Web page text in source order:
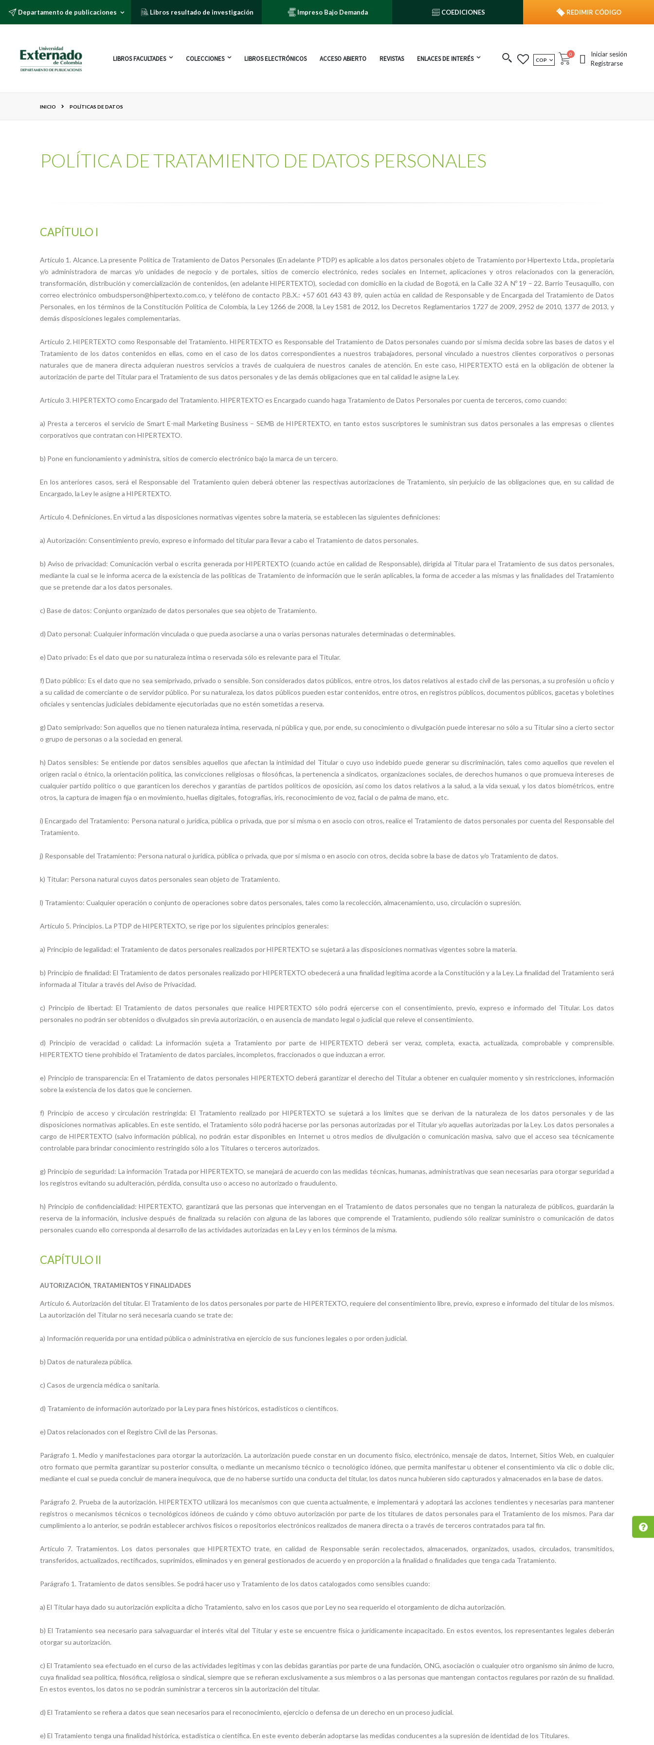
Departamento de publicaciones Libros resultado de investigación Impreso Bajo Demanda COEDICIONES REDIMIR CÓDIGO
LIBROS FACULTADES COLECCIONES LIBROS ELECTRÓNICOS ACCESO ABIERTO REVISTAS ENLACES DE INTERÉS MONEDA
COP Cart
0 publicacionesIniciar sesión
Registrarse
INICIO POLÍTICAS DE DATOS
POLÍTICA DE TRATAMIENTO DE DATOS PERSONALES
CAPÍTULO I
Artículo 1. Alcance. La presente Política de Tratamiento de Datos Personales (En adelante PTDP) es aplicable a los datos personales objeto de Tratamiento por Hipertexto Ltda., propietaria
y/o administradora de marcas y/o unidades de negocio y de portales, sitios de comercio electrónico, redes sociales en Internet, aplicaciones y otros relacionados con la generación,
transformación, distribución y comercialización de contenidos, (en adelante HIPERTEXTO), sociedad con domicilio en la ciudad de Bogotá, en la Calle 32 A Nº 19 – 22. Barrio Teusaquillo, con
correo electrónico ombudsperson@hipertexto.com.co, y teléfono de contacto P.B.X.: +57 601 643 43 89, quien actúa en calidad de Responsable y de Encargada del Tratamiento de Datos
Personales, en los términos de la Constitución Política de Colombia, la Ley 1266 de 2008, la Ley 1581 de 2012, los Decretos Reglamentarios 1727 de 2009, 2952 de 2010, 1377 de 2013, y
demás disposiciones legales complementarias.
Artículo 2. HIPERTEXTO como Responsable del Tratamiento. HIPERTEXTO es Responsable del Tratamiento de Datos personales cuando por sí misma decida sobre las bases de datos y el
Tratamiento de los datos contenidos en ellas, como en el caso de los datos correspondientes a nuestros trabajadores, personal vinculado a nuestros clientes corporativos o personas
naturales que de manera directa adquieran nuestros servicios a través de cualquiera de nuestros canales de atención. En este caso, HIPERTEXTO está en la obligación de obtener la
autorización de parte del Titular para el Tratamiento de sus datos personales y de las demás obligaciones que en tal calidad le asigne la Ley.
Artículo 3. HIPERTEXTO como Encargado del Tratamiento. HIPERTEXTO es Encargado cuando haga Tratamiento de Datos Personales por cuenta de terceros, como cuando:
a) Presta a terceros el servicio de Smart E-mail Marketing Business – SEMB de HIPERTEXTO, en tanto estos suscriptores le suministran sus datos personales a las empresas o clientes
corporativos que contratan con HIPERTEXTO.
b) Pone en funcionamiento y administra, sitios de comercio electrónico bajo la marca de un tercero.
En los anteriores casos, será el Responsable del Tratamiento quien deberá obtener las respectivas autorizaciones de Tratamiento, sin perjuicio de las obligaciones que, en su calidad de
Encargado, la Ley le asigne a HIPERTEXTO.
Artículo 4. Definiciones. En virtud a las disposiciones normativas vigentes sobre la materia, se establecen las siguientes definiciones:
a) Autorización: Consentimiento previo, expreso e informado del titular para llevar a cabo el Tratamiento de datos personales.
b) Aviso de privacidad: Comunicación verbal o escrita generada por HIPERTEXTO (cuando actúe en calidad de Responsable), dirigida al Titular para el Tratamiento de sus datos personales,
mediante la cual se le informa acerca de la existencia de las políticas de Tratamiento de información que le serán aplicables, la forma de acceder a las mismas y las finalidades del Tratamiento
que se pretende dar a los datos personales.
c) Base de datos: Conjunto organizado de datos personales que sea objeto de Tratamiento.
d) Dato personal: Cualquier información vinculada o que pueda asociarse a una o varias personas naturales determinadas o determinables.
e) Dato privado: Es el dato que por su naturaleza íntima o reservada sólo es relevante para el Titular.
f) Dato público: Es el dato que no sea semiprivado, privado o sensible. Son considerados datos públicos, entre otros, los datos relativos al estado civil de las personas, a su profesión u oficio y
a su calidad de comerciante o de servidor público. Por su naturaleza, los datos públicos pueden estar contenidos, entre otros, en registros públicos, documentos públicos, gacetas y boletines
oficiales y sentencias judiciales debidamente ejecutoriadas que no estén sometidas a reserva.
g) Dato semiprivado: Son aquellos que no tienen naturaleza íntima, reservada, ni pública y que, por ende, su conocimiento o divulgación puede interesar no sólo a su Titular sino a cierto sector
o grupo de personas o a la sociedad en general.
h) Datos sensibles: Se entiende por datos sensibles aquellos que afectan la intimidad del Titular o cuyo uso indebido puede generar su discriminación, tales como aquellos que revelen el
origen racial o étnico, la orientación política, las convicciones religiosas o filosóficas, la pertenencia a sindicatos, organizaciones sociales, de derechos humanos o que promueva intereses de
cualquier partido político o que garanticen los derechos y garantías de partidos políticos de oposición, así como los datos relativos a la salud, a la vida sexual, y los datos biométricos, entre
otros, la captura de imagen fija o en movimiento, huellas digitales, fotografías, iris, reconocimiento de voz, facial o de palma de mano, etc.
i) Encargado del Tratamiento: Persona natural o jurídica, pública o privada, que por sí misma o en asocio con otros, realice el Tratamiento de datos personales por cuenta del Responsable del
Tratamiento.
j) Responsable del Tratamiento: Persona natural o jurídica, pública o privada, que por sí misma o en asocio con otros, decida sobre la base de datos y/o Tratamiento de datos.
k) Titular: Persona natural cuyos datos personales sean objeto de Tratamiento.
l) Tratamiento: Cualquier operación o conjunto de operaciones sobre datos personales, tales como la recolección, almacenamiento, uso, circulación o supresión.
Artículo 5. Principios. La PTDP de HIPERTEXTO, se rige por los siguientes principios generales:
a) Principio de legalidad: el Tratamiento de datos personales realizados por HIPERTEXTO se sujetará a las disposiciones normativas vigentes sobre la materia.
b) Principio de finalidad: El Tratamiento de datos personales realizado por HIPERTEXTO obedecerá a una finalidad legítima acorde a la Constitución y a la Ley. La finalidad del Tratamiento será
informada al Titular a través del Aviso de Privacidad.
c) Principio de libertad: El Tratamiento de datos personales que realice HIPERTEXTO sólo podrá ejercerse con el consentimiento, previo, expreso e informado del Titular. Los datos
personales no podrán ser obtenidos o divulgados sin previa autorización, o en ausencia de mandato legal o judicial que releve el consentimiento.
d) Principio de veracidad o calidad: La información sujeta a Tratamiento por parte de HIPERTEXTO deberá ser veraz, completa, exacta, actualizada, comprobable y comprensible.
HIPERTEXTO tiene prohibido el Tratamiento de datos parciales, incompletos, fraccionados o que induzcan a error.
e) Principio de transparencia: En el Tratamiento de datos personales HIPERTEXTO deberá garantizar el derecho del Titular a obtener en cualquier momento y sin restricciones, información
sobre la existencia de los datos que le conciernen.
f) Principio de acceso y circulación restringida: El Tratamiento realizado por HIPERTEXTO se sujetará a los límites que se derivan de la naturaleza de los datos personales y de las
disposiciones normativas aplicables. En este sentido, el Tratamiento sólo podrá hacerse por las personas autorizadas por el Titular y/o aquellas autorizadas por la Ley. Los datos personales a
cargo de HIPERTEXTO (salvo información pública), no podrán estar disponibles en Internet u otros medios de divulgación o comunicación masiva, salvo que el acceso sea técnicamente
controlable para brindar conocimiento restringido sólo a los Titulares o terceros autorizados.
g) Principio de seguridad: La información Tratada por HIPERTEXTO, se manejará de acuerdo con las medidas técnicas, humanas, administrativas que sean necesarias para otorgar seguridad a
los registros evitando su adulteración, pérdida, consulta uso o acceso no autorizado o fraudulento.
h) Principio de confidencialidad: HIPERTEXTO, garantizará que las personas que intervengan en el Tratamiento de datos personales que no tengan la naturaleza de públicos, guardarán la
reserva de la información, inclusive después de finalizada su relación con alguna de las labores que comprende el Tratamiento, pudiendo sólo realizar suministro o comunicación de datos
personales cuando ello corresponda al desarrollo de las actividades autorizadas en la Ley y en los términos de la misma.
CAPÍTULO II
AUTORIZACIÓN, TRATAMIENTOS Y FINALIDADES
Artículo 6. Autorización del titular. El Tratamiento de los datos personales por parte de HIPERTEXTO, requiere del consentimiento libre, previo, expreso e informado del titular de los mismos.
La autorización del Titular no será necesaria cuando se trate de:
a) Información requerida por una entidad pública o administrativa en ejercicio de sus funciones legales o por orden judicial.
b) Datos de naturaleza pública.
c) Casos de urgencia médica o sanitaria.
d) Tratamiento de información autorizado por la Ley para fines históricos, estadísticos o científicos.
e) Datos relacionados con el Registro Civil de las Personas.
Parágrafo 1. Medio y manifestaciones para otorgar la autorización. La autorización puede constar en un documento físico, electrónico, mensaje de datos, Internet, Sitios Web, en cualquier
otro formato que permita garantizar su posterior consulta, o mediante un mecanismo técnico o tecnológico idóneo, que permita manifestar u obtener el consentimiento vía clic o doble clic,
mediante el cual se pueda concluir de manera inequívoca, que de no haberse surtido una conducta del titular, los datos nunca hubieren sido capturados y almacenados en la base de datos.
Parágrafo 2. Prueba de la autorización. HIPERTEXTO utilizará los mecanismos con que cuenta actualmente, e implementará y adoptará las acciones tendientes y necesarias para mantener
registros o mecanismos técnicos o tecnológicos idóneos de cuándo y cómo obtuvo autorización por parte de los titulares de datos personales para el Tratamiento de los mismos. Para dar
cumplimiento a lo anterior, se podrán establecer archivos físicos o repositorios electrónicos realizados de manera directa o a través de terceros contratados para tal fin.
Artículo 7. Tratamientos. Los datos personales que HIPERTEXTO trate, en calidad de Responsable serán recolectados, almacenados, organizados, usados, circulados, transmitidos,
transferidos, actualizados, rectificados, suprimidos, eliminados y en general gestionados de acuerdo y en proporción a la finalidad o finalidades que tenga cada Tratamiento.
Parágrafo 1. Tratamiento de datos sensibles. Se podrá hacer uso y Tratamiento de los datos catalogados como sensibles cuando:
a) El Titular haya dado su autorización explícita a dicho Tratamiento, salvo en los casos que por Ley no sea requerido el otorgamiento de dicha autorización.
b) El Tratamiento sea necesario para salvaguardar el interés vital del Titular y este se encuentre física o jurídicamente incapacitado. En estos eventos, los representantes legales deberán
otorgar su autorización.
c) El Tratamiento sea efectuado en el curso de las actividades legítimas y con las debidas garantías por parte de una fundación, ONG, asociación o cualquier otro organismo sin ánimo de lucro,
cuya finalidad sea política, filosófica, religiosa o sindical, siempre que se refieran exclusivamente a sus miembros o a las personas que mantengan contactos regulares por razón de su finalidad.
En estos eventos, los datos no se podrán suministrar a terceros sin la autorización del titular.
d) El Tratamiento se refiera a datos que sean necesarios para el reconocimiento, ejercicio o defensa de un derecho en un proceso judicial.
e) El Tratamiento tenga una finalidad histórica, estadística o científica. En este evento deberán adoptarse las medidas conducentes a la supresión de identidad de los Titulares.